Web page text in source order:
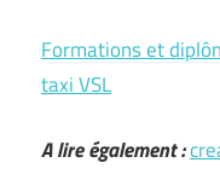
Formations et
taxi VSL
A lire également :